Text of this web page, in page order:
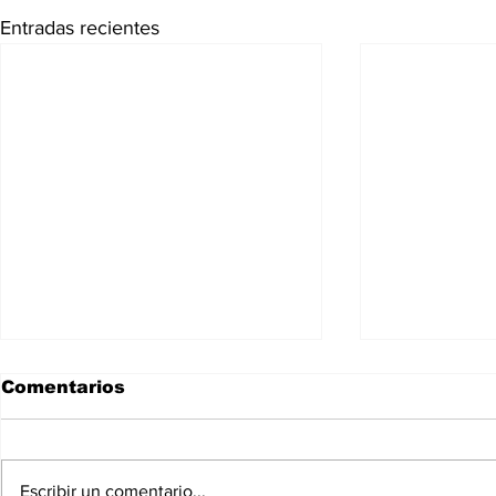
Entradas recientes
Comentarios
Escribir un comentario...